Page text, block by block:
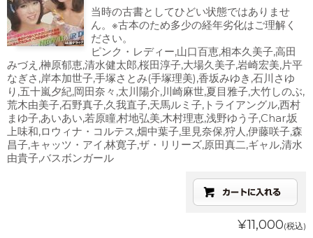
当時の古書としてひどい状態ではありませ
ん。※古本のため多少の経年劣化はご理解く
ださい。
ピンク・レディー,山口百恵,相本久美子,高田
みづえ,榊原郁恵,清水健太郎,桜田淳子,大場久美子,岩崎宏美,片平
なぎさ,岸本加世子,手塚さとみ(手塚理美),香坂みゆき,石川さゆ
り,五十嵐夕紀,岡田奈々,太川陽介,川崎麻世,夏目雅子,大竹しのぶ,
荒木由美子,石野真子,久我直子,天馬ルミ子,トライアングル,西村
まゆ子,あいあい,若原瞳,村地弘美,木村理恵,浅野ゆう子,Char,坂
上味和,ロウィナ・コルテス,畑中葉子,里見奈保,狩人,伊藤咲子,森
昌子,キャッツ・アイ,林寛子,ザ・リリーズ,原田真二,ギャル,清水
由貴子,バスボンガール
¥11,000(税込)